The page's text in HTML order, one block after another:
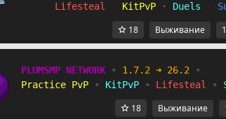
Lifesteal
· KitPvP · Duels ·
18 Выживание
PLUMSMP NETWORK • 1.7.2 ➜ 26.2
•
Practice PvP
• KitPvP • Lifesteal •
18 Выживание